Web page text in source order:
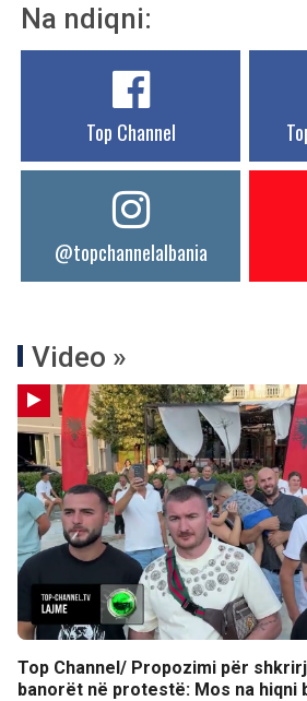
Na ndiqni:
Top Channel
@topchannelalbania
Video »
Top Channel/ Propozimi për
banorët në protestë: Mos na hiqni